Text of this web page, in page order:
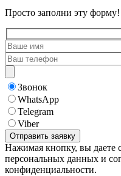
Просто заполни эту форму!
Звонок
WhatsApp
Telegram
Viber
Нажимая кнопку, вы даете
персональных данных и
конфиденциальности.